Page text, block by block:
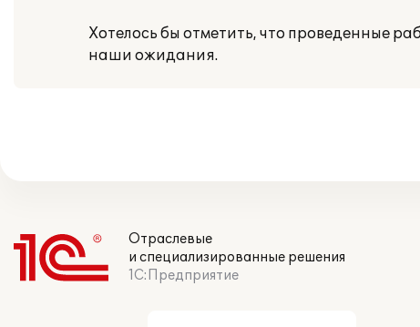
Хотелось бы отметить, что проведенные
наши ожидания.
Отраслевые
и специализированные решения
1С:Предприятие